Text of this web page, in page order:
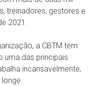
treinadores, gestores e
2021.
a CBTM tem
uma das principais
incansavelmente,